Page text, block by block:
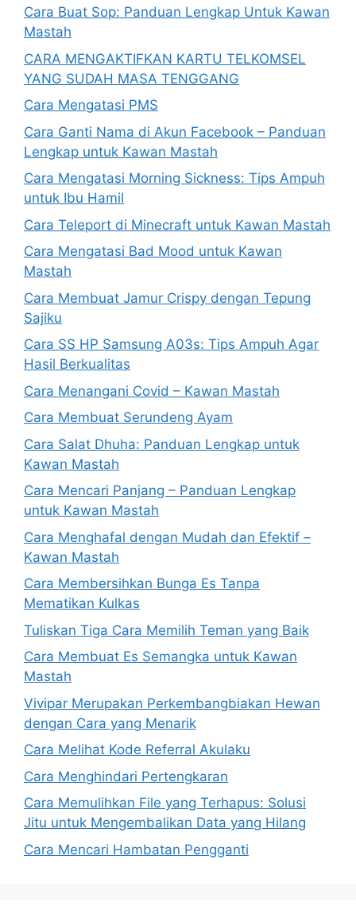
Cara Buat Sop: Panduan Lengkap Untuk Kawan
Mastah
CARA MENGAKTIFKAN KARTU TELKOMSEL
YANG SUDAH MASA TENGGANG
Cara Mengatasi PMS
Cara Ganti Nama di Akun Facebook – Panduan
Lengkap untuk Kawan Mastah
Cara Mengatasi Morning Sickness: Tips Ampuh
untuk Ibu Hamil
Cara Teleport di Minecraft untuk Kawan Mastah
Cara Mengatasi Bad Mood untuk Kawan
Mastah
Cara Membuat Jamur Crispy dengan Tepung
Sajiku
Cara SS HP Samsung A03s: Tips Ampuh Agar
Hasil Berkualitas
Cara Menangani Covid – Kawan Mastah
Cara Membuat Serundeng Ayam
Cara Salat Dhuha: Panduan Lengkap untuk
Kawan Mastah
Cara Mencari Panjang – Panduan Lengkap
untuk Kawan Mastah
Cara Menghafal dengan Mudah dan Efektif –
Kawan Mastah
Cara Membersihkan Bunga Es Tanpa
Mematikan Kulkas
Tuliskan Tiga Cara Memilih Teman yang Baik
Cara Membuat Es Semangka untuk Kawan
Mastah
Vivipar Merupakan Perkembangbiakan Hewan
dengan Cara yang Menarik
Cara Melihat Kode Referral Akulaku
Cara Menghindari Pertengkaran
Cara Memulihkan File yang Terhapus: Solusi
Jitu untuk Mengembalikan Data yang Hilang
Cara Mencari Hambatan Pengganti